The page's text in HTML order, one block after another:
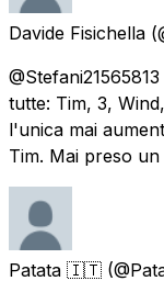
Davide Fisichella
tutte: Tim, 3,
l'unica mai
Tim. Mai preso
Patata 🇮🇹